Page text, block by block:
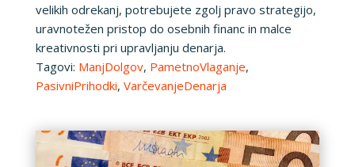
velikih odrekanj, potrebujete zgolj pravo strategijo,
uravnotežen pristop do osebnih financ in malce
kreativnosti pri upravljanju denarja.
Tagovi: ManjDolgov, PametnoVlaganje,
PasivniPrihodki, VarčevanjeDenarja